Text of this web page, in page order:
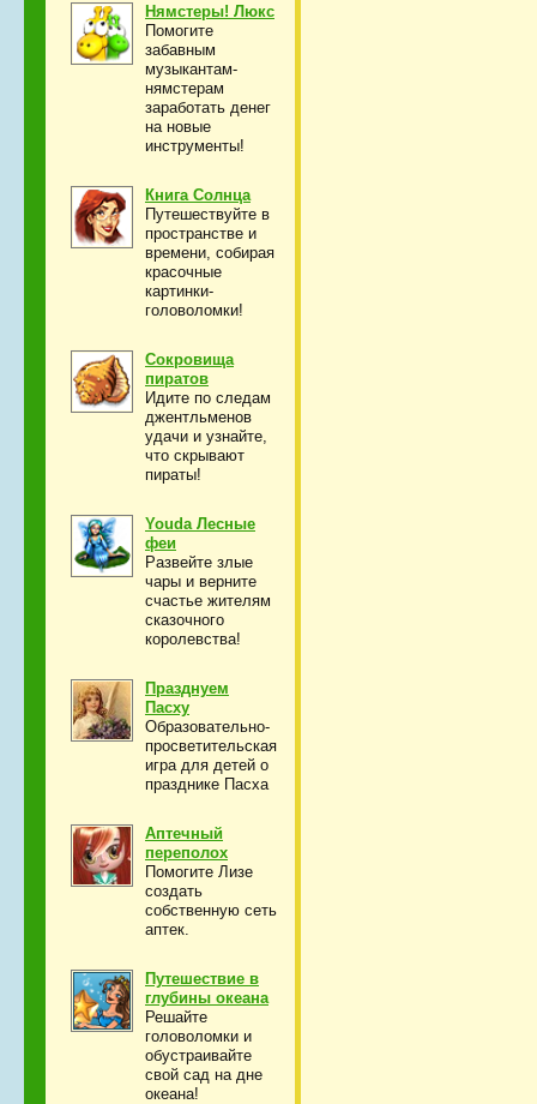
Нямстеры! Люкс
Помогите
забавным
музыкантам-
нямстерам
заработать денег
на новые
инструменты!
Книга Солнца
Путешествуйте в
пространстве и
времени, собирая
красочные
картинки-
головоломки!
Сокровища
пиратов
Идите по следам
джентльменов
удачи и узнайте,
что скрывают
пираты!
Youda Лесные
феи
Развейте злые
чары и верните
счастье жителям
сказочного
королевства!
Празднуем
Пасху
Образовательно-
просветительская
игра для детей о
празднике Пасха
Аптечный
переполох
Помогите Лизе
создать
собственную сеть
аптек.
Путешествие в
глубины океана
Решайте
головоломки и
обустраивайте
свой сад на дне
океана!